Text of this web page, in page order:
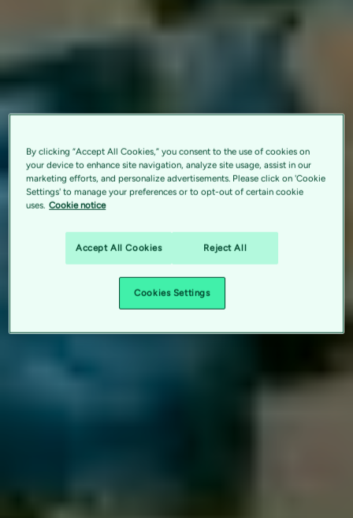
By clicking “Accept All Cookies,” you consent to the use of cookies on
your device to enhance site navigation, analyze site usage, assist in our
marketing efforts, and personalize advertisements. Please click on 'Cookie
Settings' to manage your preferences or to opt-out of certain cookie
uses. Cookie notice
Accept All Cookies Reject All
Cookies Settings